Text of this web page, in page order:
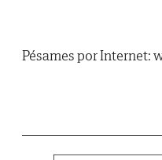
Pésames por Internet: